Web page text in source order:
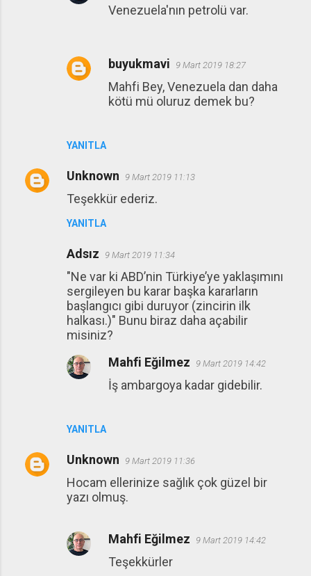
YANITLA
Venezuela'nın petrolü var.
buyukmavi 9 Mart 2019 18:27
Mahfi Bey, Venezuela dan daha
kötü mü oluruz demek bu?
Unknown 9 Mart 2019 11:13
Teşekkür ederiz.
YANITLA
Adsız 9 Mart 2019 11:34
"Ne var ki ABD’nin Türkiye’ye yaklaşımını
sergileyen bu karar başka kararların
başlangıcı gibi duruyor (zincirin ilk
halkası.)" Bunu biraz daha açabilir
misiniz?
YANITLA
Mahfi Eğilmez 9 Mart 2019 14:42
İş ambargoya kadar gidebilir.
Unknown 9 Mart 2019 11:36
Hocam ellerinize sağlık çok güzel bir
yazı olmuş.
Mahfi Eğilmez 9 Mart 2019 14:42
Teşekkürler